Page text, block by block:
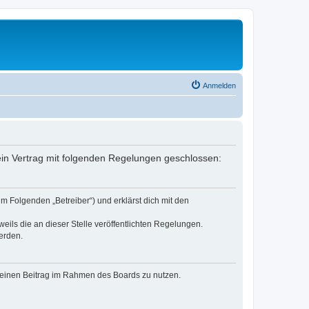
Anmelden
Vertrag mit folgenden Regelungen geschlossen:
Folgenden „Betreiber“) und erklärst dich mit den
die an dieser Stelle veröffentlichten Regelungen.
Beitrag im Rahmen des Boards zu nutzen.